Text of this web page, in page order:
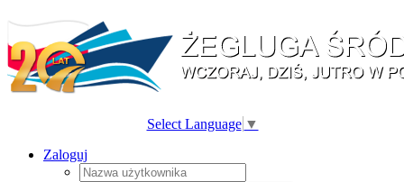
Select Language ▼
Zaloguj